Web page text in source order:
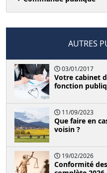
AUTRES
03/01/2017
Votre cabinet
fonction
11/09/2023
Que faire en
voisin ?
19/02/2026
Conformité